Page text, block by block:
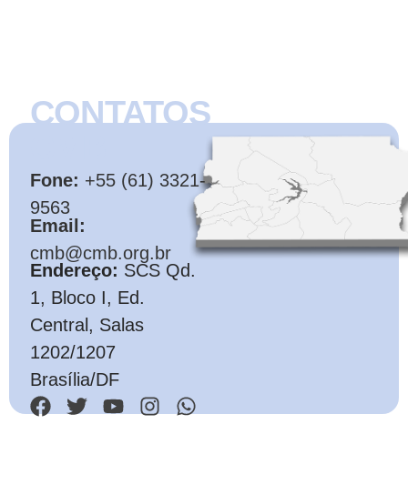
CONTATOS
Fone: +55 (61) 3321-
9563
Email:
cmb@cmb.org.br
Endereço: SCS Qd.
1, Bloco I, Ed.
Central, Salas
1202/1207
Brasília/DF